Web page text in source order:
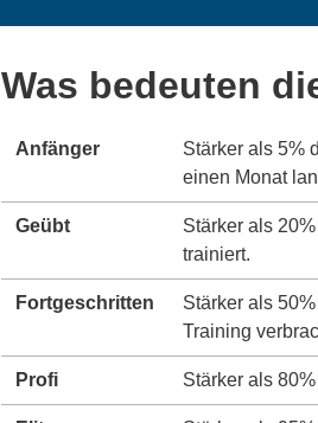
Was bedeuten
Anfänger
Stärker als 5%
einen Monat
Geübt
Stärker als
trainiert.
Fortgeschritten
Stärker als
Training
Profi Stärker als